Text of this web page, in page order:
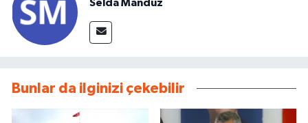
Selda Manduz
Bunlar da ilginizi çekebilir